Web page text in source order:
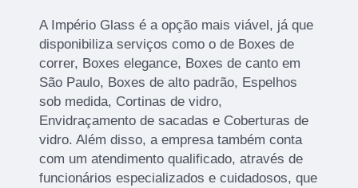
A Império Glass é a opção mais viável, já que
disponibiliza serviços como o de Boxes de
correr, Boxes elegance, Boxes de canto em
São Paulo, Boxes de alto padrão, Espelhos
sob medida, Cortinas de vidro,
Envidraçamento de sacadas e Coberturas de
vidro. Além disso, a empresa também conta
com um atendimento qualificado, através de
funcionários especializados e cuidadosos, que